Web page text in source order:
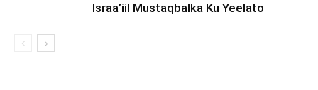
Israa’iil Mustaqbalka Ku Yeelato